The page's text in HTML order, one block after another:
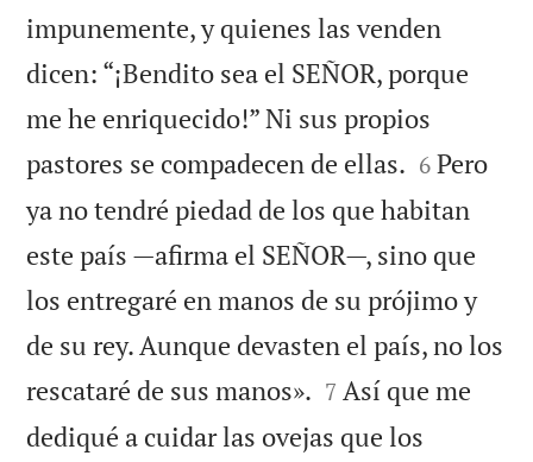
impunemente, y quienes las venden
dicen: “¡Bendito sea el SEÑOR, porque
me he enriquecido!” Ni sus propios
pastores se compadecen de ellas. 

6 Pero
ya no tendré piedad de los que habitan
este país —afirma el SEÑOR—, sino que
los entregaré en manos de su prójimo y
de su rey. Aunque devasten el país, no los
rescataré de sus manos». 

7 Así que me
dediqué a cuidar las ovejas que los